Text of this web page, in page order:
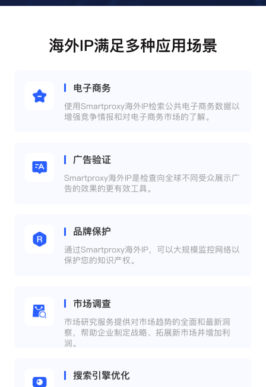
海外IP满足多种应用场景
电子商务
使用Smartproxy海外IP检索公共电子商务数据以
增强竞争情报和对电子商务市场的了解。
广告验证
Smartproxy海外IP是检查向全球不同受众展示广
告的效果的更有效工具。
品牌保护
通过Smartproxy海外IP，可以大规模监控网络以
保护您的知识产权。
市场调查
市场研究服务提供对市场趋势的全面和最新洞
察，帮助企业制定战略、拓展新市场并增加利
润。
搜索引擎优化